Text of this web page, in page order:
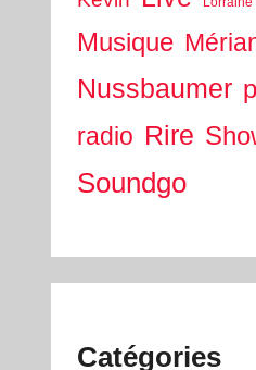
Musique
Nussbaumer
radio Rire
Soundgo
Catégories